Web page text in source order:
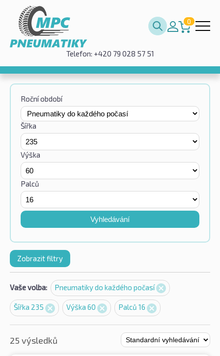
0
Telefon: +420 79 028 57 51
Roční období
Šířka
Výška
Palců
Vyhledávání
Zobrazit filtry
Vaše volba: Pneumatiky do každého počasí
Šířka 235 Výška 60 Palců 16
25 výsledků